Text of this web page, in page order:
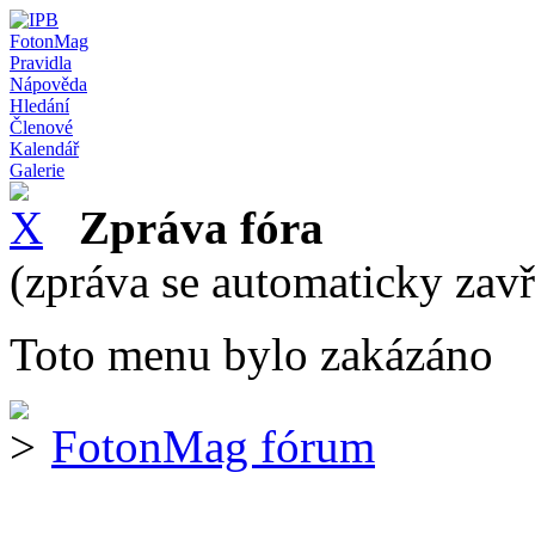
FotonMag
Pravidla
Nápověda
Hledání
Členové
Kalendář
Galerie
Zpráva fóra
(zpráva se automaticky
Toto menu bylo zakázáno
FotonMag fórum